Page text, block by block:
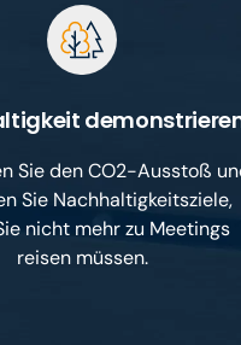
Sie den CO2-Ausstoß
Sie Nachhaltigkeitsziele,
nicht mehr zu Meetings
reisen müssen.